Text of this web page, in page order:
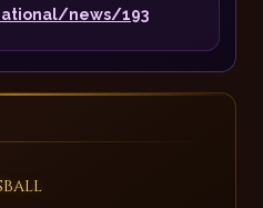
news/193